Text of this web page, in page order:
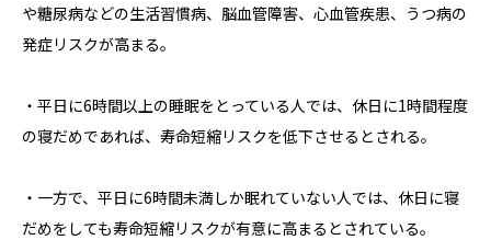
や糖尿病などの生活習慣病、脳血管障害、心血管疾患、うつ病の
発症リスクが高まる。
・平日に6時間以上の睡眠をとっている人では、休日に1時間程度
の寝だめであれば、寿命短縮リスクを低下させるとされる。
・一方で、平日に6時間未満しか眠れていない人では、休日に寝
だめをしても寿命短縮リスクが有意に高まるとされている。